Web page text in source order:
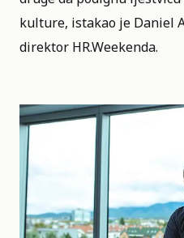
kulture, istakao je Daniel
direktor HR.Weekenda.